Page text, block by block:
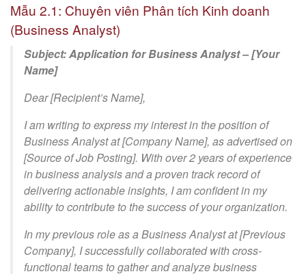
Mẫu 2.1: Chuyên viên Phân tích Kinh doanh
(Business Analyst)
Subject: Application for Business Analyst – [Your
Name]
Dear [Recipient’s Name],
I am writing to express my interest in the position of
Business Analyst at [Company Name], as advertised on
[Source of Job Posting]. With over 2 years of experience
in business analysis and a proven track record of
delivering actionable insights, I am confident in my
ability to contribute to the success of your organization.
In my previous role as a Business Analyst at [Previous
Company], I successfully collaborated with cross-
functional teams to gather and analyze business